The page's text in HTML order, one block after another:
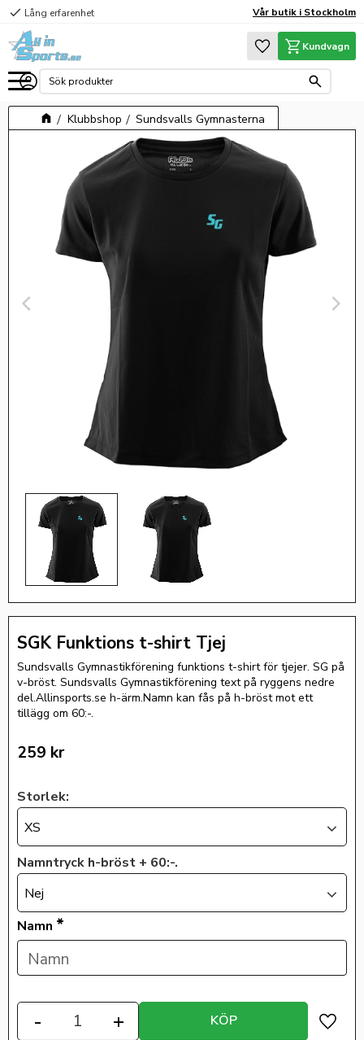
Meny
check Lång erfarenhet Vår butik i Stockholm
Favoriter
Kundvagn
Klubbshop Sundsvalls Gymnasterna
SGK Funktions t-shirt Tjej
Sundsvalls Gymnastikförening funktions t-shirt för tjejer. SG på
v-bröst. Sundsvalls Gymnastikförening text på ryggens nedre
del.Allinsports.se h-ärm.Namn kan fås på h-bröst mot ett
tillägg om 60:-.
259 kr
Storlek:
XS
Namntryck h-bröst + 60:-.
Nej
+
- KÖP
Lägg
Namn *